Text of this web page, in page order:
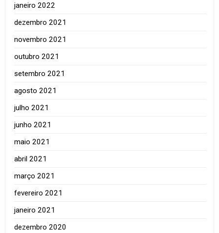
janeiro 2022
dezembro 2021
novembro 2021
outubro 2021
setembro 2021
agosto 2021
julho 2021
junho 2021
maio 2021
abril 2021
março 2021
fevereiro 2021
janeiro 2021
dezembro 2020